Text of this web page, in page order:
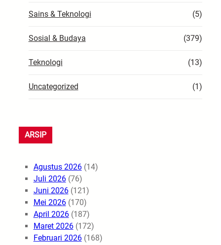
Sains & Teknologi (5)
Sosial & Budaya (379)
Teknologi (13)
Uncategorized (1)
ARSIP
Agustus 2026(14)
Juli 2026(76)
Juni 2026(121)
Mei 2026(170)
April 2026(187)
Maret 2026(172)
Februari 2026(168)